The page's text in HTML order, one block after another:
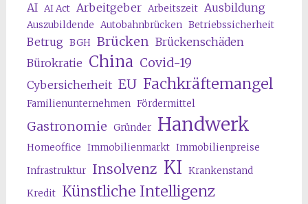
AI AI Act Arbeitgeber Arbeitszeit Ausbildung
Auszubildende Autobahnbrücken Betriebssicherheit
Betrug BGH Brücken Brückenschäden
Bürokratie China Covid-19
Cybersicherheit EU Fachkräftemangel
Familienunternehmen Fördermittel
Gastronomie Gründer Handwerk
Homeoffice Immobilienmarkt Immobilienpreise
Infrastruktur Insolvenz KI Krankenstand
Kredit Künstliche Intelligenz